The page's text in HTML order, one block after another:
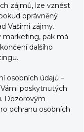
zájmů, lze vznést
oprávněný
Vašimi zájmy.
marketing, pak má
dalšího
osobních údajů –
poskytnutých
Dozorovým
ochranu osobních